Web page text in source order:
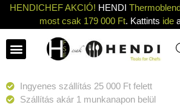
HENDICHEF AKCIÓ! HENDI
most csak 179 000 Ft. Kattints ide
Ingyenes szállítás 25 000 Ft felett
Szállítás akár 1 munkanapon belül